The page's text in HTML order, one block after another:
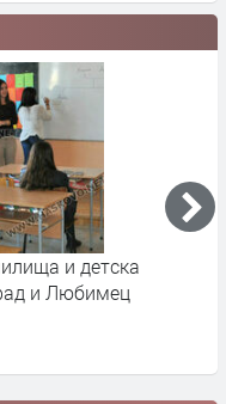
и детска
и Любимец